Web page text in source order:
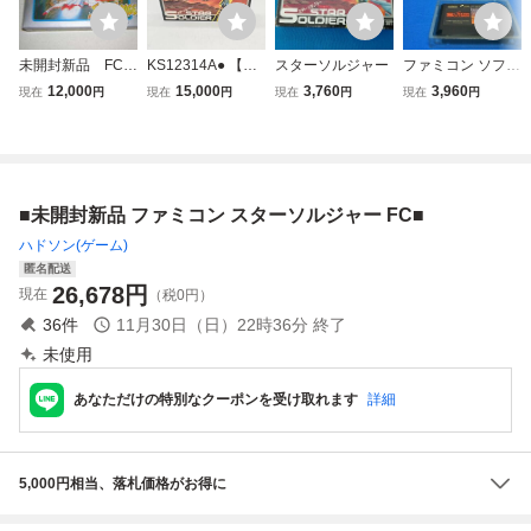
未開封新品 FC
スーパースターフ
現在 12,000円
KS12314A● 【未
開封品!!】 Nintend
ャー HUDSON SO
現在 15,000円
スターソルジャー
現在 3,760円
ファミコン ソフト
スターソルジャー
現在 3,960円
■未開封新品 ファミコン スターソルジャー FC■
ハドソン(ゲーム)
匿名配送
現在 26,678円 （税0円）
36件 11月30日（日）22時36分 終了
未使用
あなただけの特別なクーポンを受け取れます 詳細
5,000円相当、落札価格がお得に